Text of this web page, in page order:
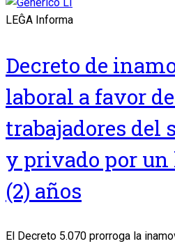
LEĜA Informa
Decreto de
laboral a favor
trabajadores del
y privado por un
(2) años
El Decreto 5.070 prorroga la